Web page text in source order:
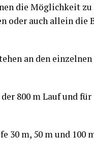
die Mög­lich­keit zu
oder auch allein die
an den
800 m Lauf und für
30 m, 50 m und 100